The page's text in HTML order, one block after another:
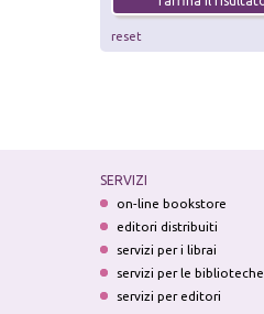
reset
SERVIZI
on-line bookstore
editori distribuiti
servizi per i librai
servizi per le biblioteche
servizi per editori